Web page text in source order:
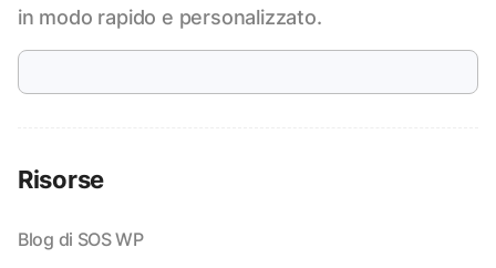
in modo rapido e personalizzato.
Risorse
Blog di SOS WP